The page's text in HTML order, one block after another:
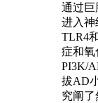
通过巨
进入神
TLR4
症和氧
PI3K/
拔AD
究阐